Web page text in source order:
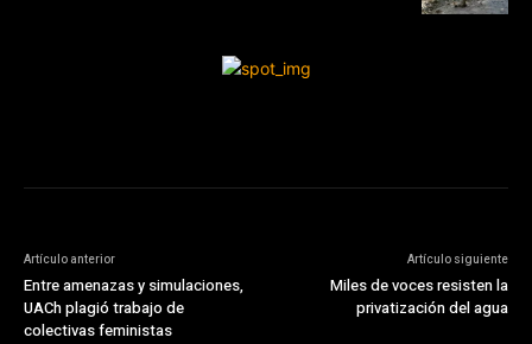
Artículo anterior
Entre amenazas y simulaciones,
UACh plagió trabajo de
colectivas feministas
Artículo siguiente
Miles de voces resisten la
privatización del agua